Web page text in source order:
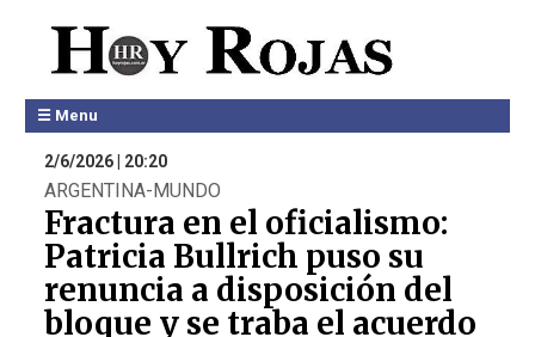
☰ Menu
2/6/2026 | 20:20
ARGENTINA-MUNDO
Fractura en el oficialismo:
Patricia Bullrich puso su
renuncia a disposición del
bloque y se traba el acuerdo